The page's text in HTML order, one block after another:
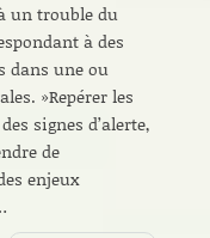
un trouble du
à des
dans une ou
»Repérer les
signes d’alerte,
de
enjeux